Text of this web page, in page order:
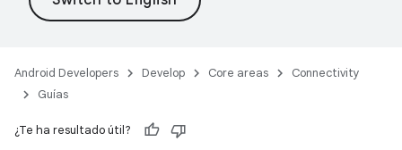
Android Developers Develop Core areas
Connectivity
Guías
¿Te ha resultado útil?